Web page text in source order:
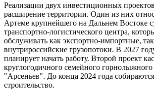
Реализации двух инвестиционных
расширение территории. Один из них
Артеме крупнейшего на Дальнем Востоке
транспортно-логистического центра,
обслуживать как экспортно-импортные,
внутрироссийские грузопотоки. В 2027
планирует начать работу. Второй проект
круглогодичного семейного горнолыжного
"Арсеньев". До конца 2024 года
строительство.